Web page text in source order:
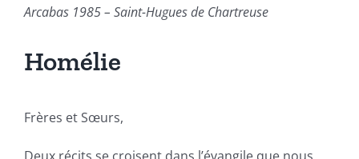
Arcabas 1985 – Saint-Hugues de Chartreuse
Homélie
Frères et Sœurs,
Deux récits se croisent dans l’évangile que nous